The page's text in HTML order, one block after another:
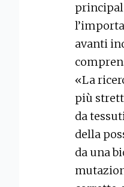
principal
avanti
«La
più
da
della
da una